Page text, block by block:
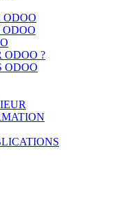
ODOO
ODOO ?
ODOO